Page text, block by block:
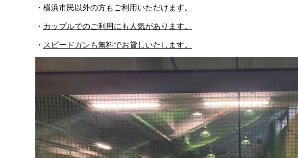
・ 横浜市民以外の方もご利用いただけます。
・ カップルでのご利用にも人気があります。
・ スピードガンも無料でお貸しいたします。